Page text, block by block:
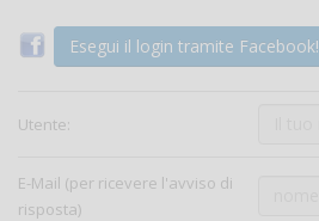
Esegui il login tramite Facebook!
Utente:
E-Mail (per ricevere l'avviso di
risposta)